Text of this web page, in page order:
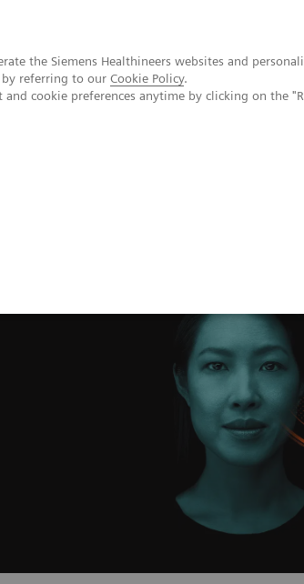
the Siemens Healthineers websites and
by referring to our Cookie Policy.
cookie preferences anytime by clicking on the